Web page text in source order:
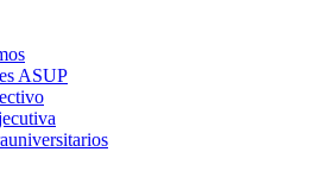
ASUP